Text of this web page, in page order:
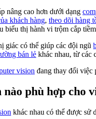
nâng cao hơn dưới dạng
khách hàng, theo dõi hàng
biểu thị hành vi trộm cắp
giác có thể giúp các đội ngũ
bán lẻ khác nhau, từ các
vision đang thay đổi việc
phù hợp cho
khác nhau có thể được sử